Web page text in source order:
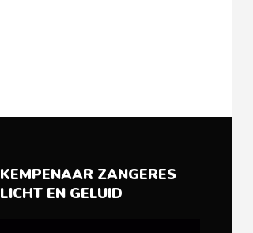
KEMPENAAR ZANGERES
LICHT EN GELUID